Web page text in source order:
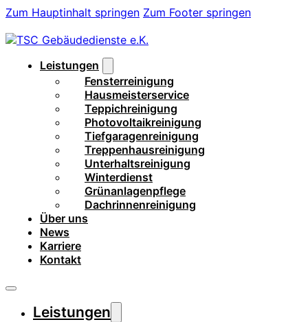
Zum Hauptinhalt springen Zum Footer springen
Leistungen
Fensterreinigung
Hausmeisterservice
Teppichreinigung
Photovoltaikreinigung
Tiefgaragenreinigung
Treppenhausreinigung
Unterhaltsreinigung
Winterdienst
Grünanlagenpflege
Dachrinnenreinigung
Über uns
News
Karriere
Kontakt
Leistungen